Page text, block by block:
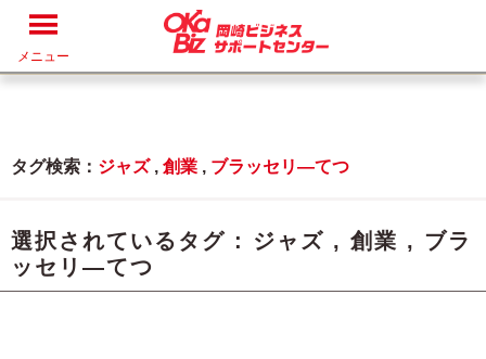
メニュー
タグ検索： ジャズ, 創業 , ブラッセリ―てつ
選択されているタグ : ジャズ , 創業 , ブラ
ッセリ―てつ